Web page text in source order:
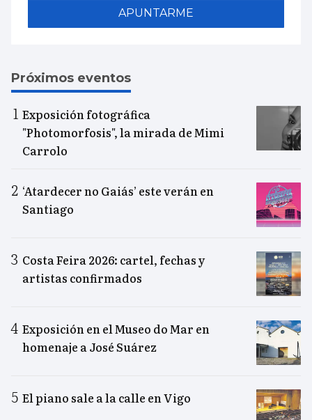
APUNTARME
Próximos eventos
Exposición fotográfica
"Photomorfosis", la mirada de Mimi
Carrolo
‘Atardecer no Gaiás’ este verán en
Santiago
Costa Feira 2026: cartel, fechas y
artistas confirmados
Exposición en el Museo do Mar en
homenaje a José Suárez
El piano sale a la calle en Vigo